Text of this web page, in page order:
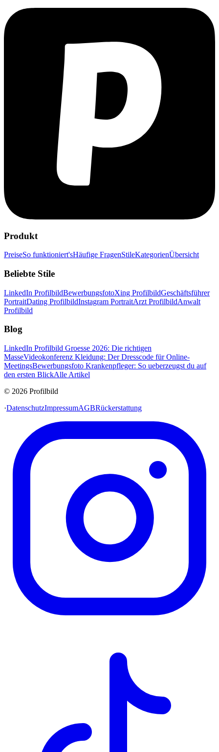
Produkt
PreiseSo funktioniert'sHäufige FragenStileKategorienÜbersicht
Beliebte Stile
LinkedIn ProfilbildBewerbungsfotoXing ProfilbildGeschäftsführer
PortraitDating ProfilbildInstagram PortraitArzt ProfilbildAnwalt
Profilbild
Blog
LinkedIn Profilbild Groesse 2026: Die richtigen
MasseVideokonferenz Kleidung: Der Dresscode für Online-
MeetingsBewerbungsfoto Krankenpfleger: So ueberzeugst du auf
den ersten BlickAlle Artikel
© 2026 Profilbild
·DatenschutzImpressumAGBRückerstattung